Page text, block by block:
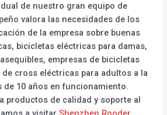
de nuestro gran equipo de
valora las necesidades de los
de la empresa sobre buenas
bicicletas eléctricas para damas,
empresas de bicicletas
cross eléctricas para adultos a la
de 10 años en funcionamiento.
productos de calidad y soporte al